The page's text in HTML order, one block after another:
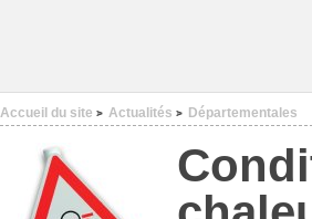
Accueil du site > Actualités > Départementales